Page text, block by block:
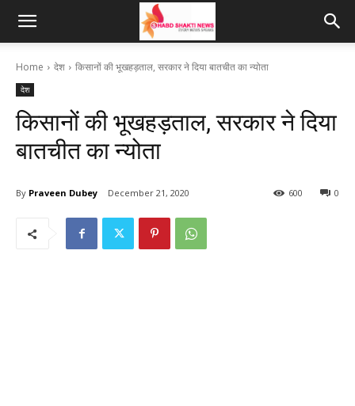
Home देश किसानों की भूखहड़ताल, सरकार ने दिया बातचीत का न्योता
देश
किसानों की भूखहड़ताल, सरकार ने दिया
बातचीत का न्योता
By Praveen Dubey December 21, 2020 0
600